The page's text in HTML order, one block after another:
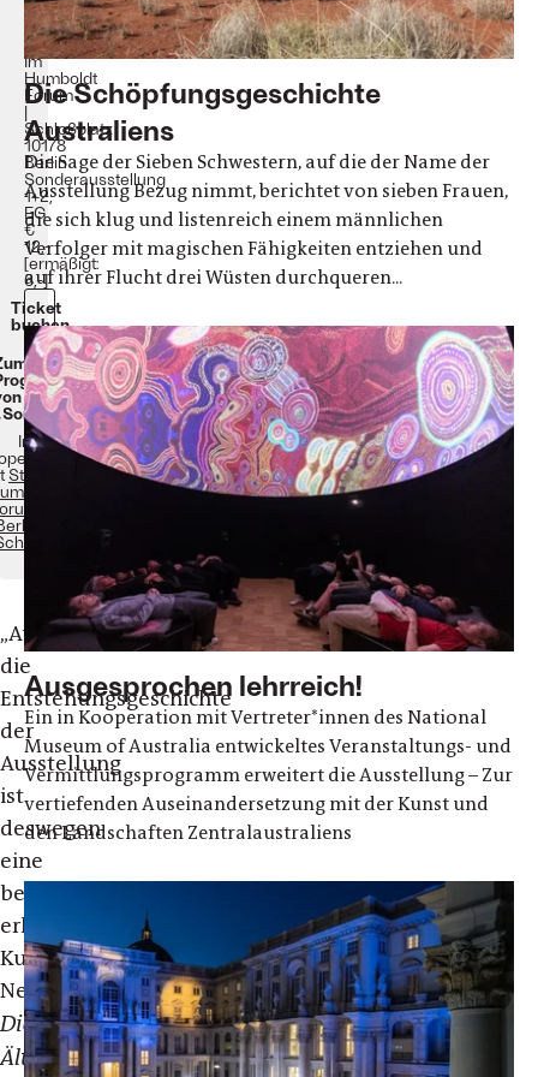
30.
Oktober
2022
Im
Humboldt
Forum
|
Schloßplatz
10178
Berlin
Sonderausstellung
1+2,
EG
€
12,-
[ermäßigt:
6,-]
Ticket
buchen
In
Stiftung
im
„Auch
die
Entstehungsgeschichte
der
Ausstellung
ist
deswegen
eine
besondere,
erklärt
Kuratorin
Neale:
Die
Ältesten
Die Schöpfungsgeschichte
Australiens
Die Sage der Sieben Schwestern, auf die der Name der
Ausstellung Bezug nimmt, berichtet von sieben Frauen,
die sich klug und listenreich einem männlichen
Verfolger mit magischen Fähigkeiten entziehen und
auf ihrer Flucht drei Wüsten durchqueren...
Ausgesprochen lehrreich!
Ein in Kooperation mit Vertreter*innen des National
Museum of Australia entwickeltes Veranstaltungs- und
Vermittlungsprogramm erweitert die Ausstellung – Zur
vertiefenden Auseinandersetzung mit der Kunst und
den Landschaften Zentralaustraliens